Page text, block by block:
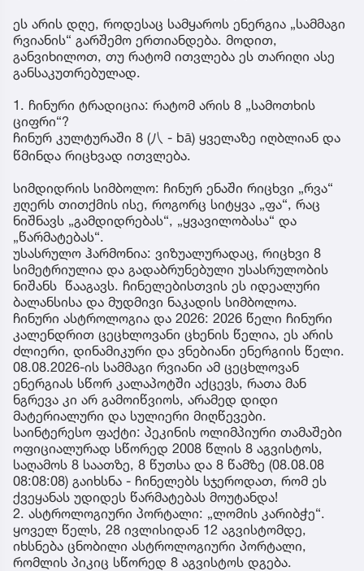
ეს არის დღე, როდესაც სამყაროს ენერგია „სამმაგი
რვიანის“ გარშემო ერთიანდება. მოდით,
განვიხილოთ, თუ რატომ ითვლება ეს თარიღი ასე
განსაკუთრებულად.
1. ჩინური ტრადიცია: რატომ არის 8 „სამოთხის
ციფრი“?
ჩინურ კულტურაში 8 (八 - bā) ყველაზე იღბლიან და
წმინდა რიცხვად ითვლება.
სიმდიდრის სიმბოლო: ჩინურ ენაში რიცხვი „რვა“
ჟღერს თითქმის ისე, როგორც სიტყვა „ფა“, რაც
ნიშნავს „გამდიდრებას“, „ყვავილობასა“ და
„წარმატებას“.
უსასრულო ჰარმონია: ვიზუალურადაც, რიცხვი 8
სიმეტრიულია და გადაბრუნებული უსასრულობის
ნიშანს წააგავს. ჩინელებისთვის ეს იდეალური
ბალანსისა და მუდმივი ნაკადის სიმბოლოა.
ჩინური ასტროლოგია და 2026: 2026 წელი ჩინური
კალენდრით ცეცხლოვანი ცხენის წელია, ეს არის
ძლიერი, დინამიკური და ვნებიანი ენერგიის წელი.
08.08.2026-ის სამმაგი რვიანი ამ ცეცხლოვან
ენერგიას სწორ კალაპოტში აქცევს, რათა მან
ნგრევა კი არ გამოიწვიოს, არამედ დიდი
მატერიალური და სულიერი მიღწევები.
საინტერესო ფაქტი: პეკინის ოლიმპიური თამაშები
ოფიციალურად სწორედ 2008 წლის 8 აგვისტოს,
საღამოს 8 საათზე, 8 წუთსა და 8 წამზე (08.08.08
08:08:08) გაიხსნა - ჩინელებს სჯეროდათ, რომ ეს
ქვეყანას უდიდეს წარმატებას მოუტანდა!
2. ასტროლოგიური პორტალი: „ლომის კარიბჭე“.
ყოველ წელს, 28 ივლისიდან 12 აგვისტომდე,
იხსნება ცნობილი ასტროლოგიური პორტალი,
რომლის პიკიც სწორედ 8 აგვისტოს დგება.